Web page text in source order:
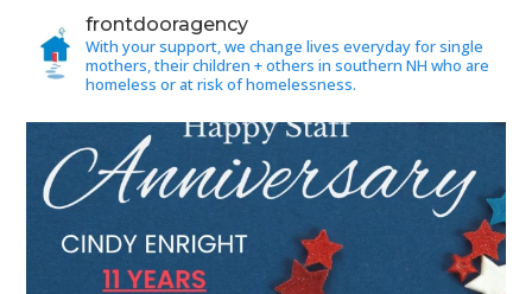
frontdooragency
With your support, we change lives everyday for single
mothers, their children + others in southern NH who are
homeless or at risk of homelessness.